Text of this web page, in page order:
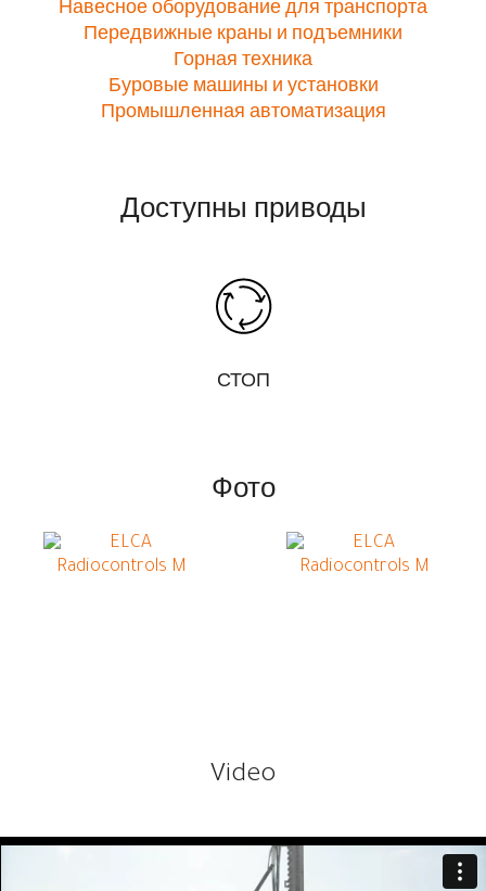
Навесное оборудование для транспорта
Передвижные краны и подъемники
Горная техника
Буровые машины и установки
Промышленная автоматизация
Доступны приводы
СТОП
Фото
Video